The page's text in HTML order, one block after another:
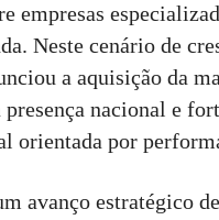
empresas
Neste cenário de
a aquisição da
nacional e
orientada por
avanço estratégico